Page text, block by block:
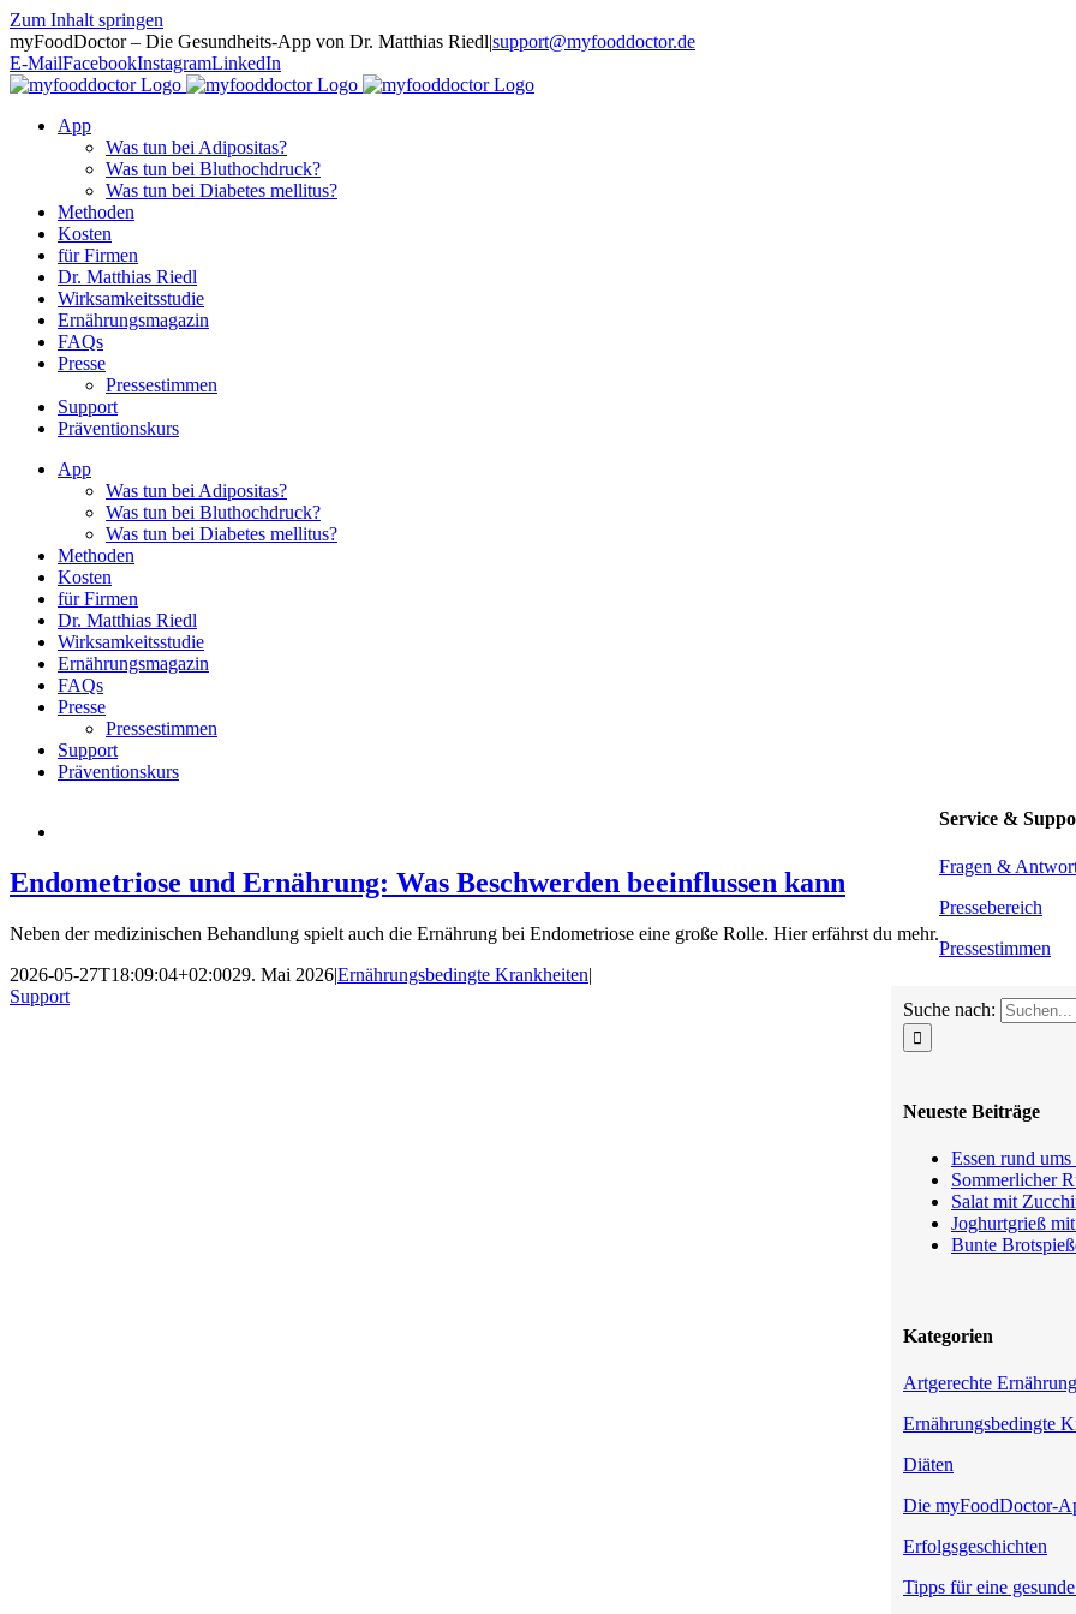
Zum Inhalt springen
myFoodDoctor – Die Gesundheits-App von Dr. Matthias Riedl|support@myfooddoctor.de
E-MailFacebookInstagramLinkedIn
App
Was tun bei Adipositas?
Was tun bei Bluthochdruck?
Was tun bei Diabetes mellitus?
Methoden
Kosten
für Firmen
Dr. Matthias Riedl
Wirksamkeitsstudie
Ernährungsmagazin
FAQs
Presse
Pressestimmen
Support
Präventionskurs
App
Was tun bei Adipositas?
Was tun bei Bluthochdruck?
Was tun bei Diabetes mellitus?
Methoden
Kosten
für Firmen
Dr. Matthias Riedl
Wirksamkeitsstudie
Ernährungsmagazin
FAQs
Presse
Pressestimmen
Support
Präventionskurs
Endometriose und Ernährung: Was Beschwerden beeinflussen kann
Neben der medizinischen Behandlung spielt auch die Ernährung bei Endometriose eine große Rolle. Hier erfährst du mehr.
2026-05-27T18:09:04+02:0029. Mai 2026|Ernährungsbedingte Krankheiten|
Suche nach:
Neueste Beiträge
Essen rund
Sommerlicher
Salat mit
Joghurtgrieß
Bunte
Kategorien
Artgerechte Ernährung
Ernährungsbedingte
Diäten
Die myFoodDoctor-
Erfolgsgeschichten
Tipps für eine
Service &
Fragen &
Pressebereich
Pressestimmen
Support